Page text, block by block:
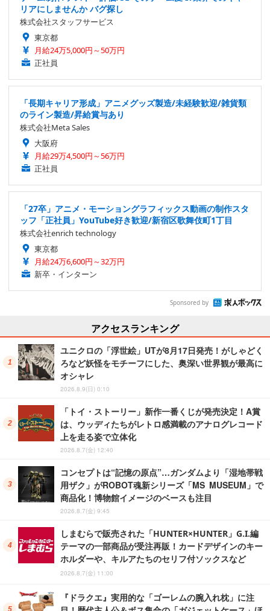
リアにしませんか バグ探し
株式会社スタッフサービス
東京都
月給24万5,000円～50万円
正社員
「長期キャリア形成」アニメグッズ製造/未経験歓迎/雑貨類
のライン製造/昇給賞与あり
株式会社Meta Sales
大阪府
月給29万4,500円～56万円
正社員
「27卒」アニメ・モーショングラフィックス動画の制作スタ
ッフ「正社員」YouTube好き歓迎/新宿区歌舞伎町1丁目
株式会社enrich technology
東京都
月給24万6,600円～32万円
新卒・インターン
Sponsored by
アクセスランキング
ユニクロの「浮世絵」UTが8月17日発売！がしゃどく
ろなど妖怪をモチーフにした、奥深い世界観が最高に
オシャレ
2026.8.9(日) 0:10
「トイ・ストーリー」新作一番くじが発売決定！A賞
は、ウッディたちがレトロ感満載のアナログレコード
上を走る姿で立体化
2026.8.7(金) 12:40
コンセプトは“記憶の原点”…ガンダムより「湿地帯戦
用ザク」がROBOT魂新シリーズ「MS MUSEUM」で
商品化！博物館イメージのベースも注目
2026.8.7(金) 9:45
しまむらで販売された「HUNTER×HUNTER」G.I.編
テーマの一部商品が受注再販！カードデザインのキー
ホルダーや、キルアたちのセリフ付ソックスなど
2026.8.7(金) 11:00
『ドラクエ』実用的な「ゴーレムの腕入れ枕」に注